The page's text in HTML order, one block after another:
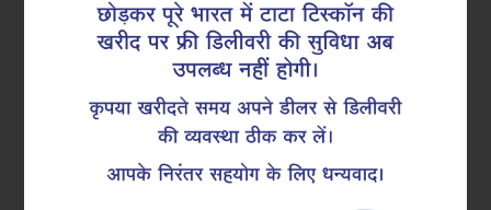
इंजीनियरिंग कंटिन्युटी: कैसे सुपरलिंक्स
इंफ्रास्ट्रक्चर परियोजनाओं में तनाव वितरण
को बेहतर बनाते हैं
टाटा टिस्कॉन में, हम लगातार इंजीनियरों और इंफ्रास्ट्रक्चर